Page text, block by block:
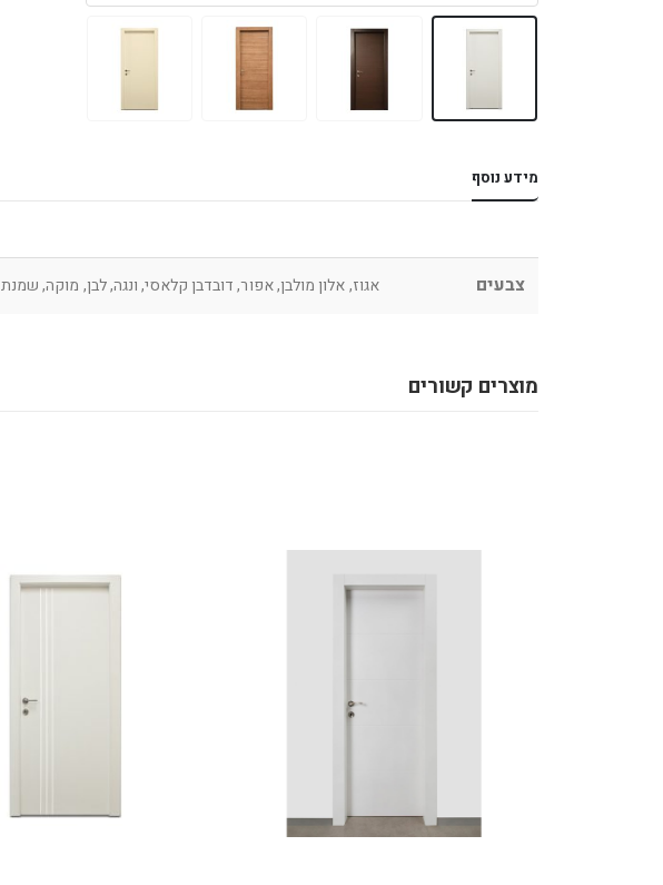
מידע נוסף
צבעים אגוז, אלון מולבן, אפור, דובדבן קלאסי, ונגה, לבן, מוקה, שמנת
מוצרים קשורים